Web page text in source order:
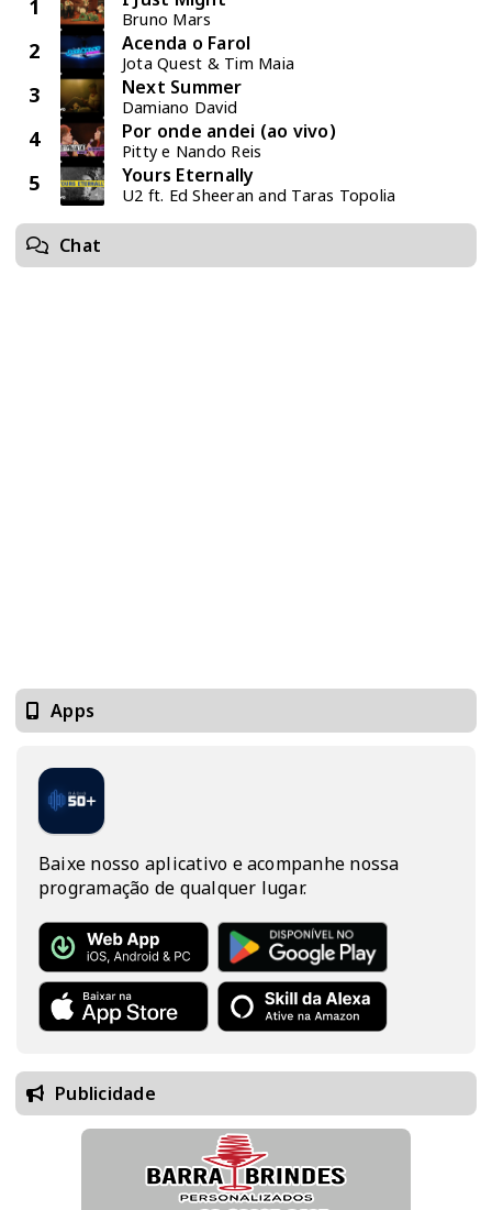
1 Bruno Mars
2 Acenda o Farol
Jota Quest & Tim Maia
3 Next Summer
Damiano David
4 Por onde andei (ao vivo)
Pitty e Nando Reis
5 Yours Eternally
U2 ft. Ed Sheeran and Taras Topolia
Chat
Apps
Baixe nosso aplicativo e acompanhe nossa
programação de qualquer lugar.
Publicidade